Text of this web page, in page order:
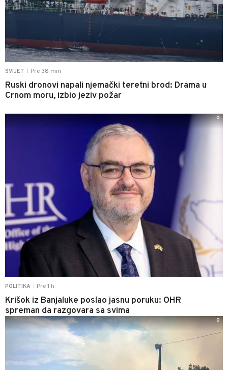
SVIJET Pre 38 min
Ruski dronovi napali njemački teretni brod: Drama u
Crnom moru, izbio jeziv požar
POLITIKA Pre 1 h
Krišok iz Banjaluke poslao jasnu poruku: OHR
spreman da razgovara sa svima
0
0